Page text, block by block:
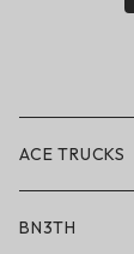
ACE TRUCKS
BN3TH